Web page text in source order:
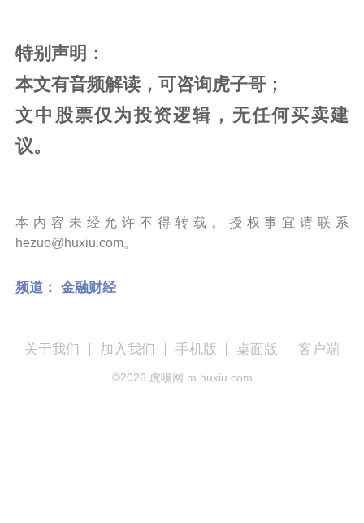
特别声明：
本文有音频解读，可咨询虎子哥；
文中股票仅为投资逻辑，无任何买卖建
议。
本内容未经允许不得转载。授权事宜请联系
hezuo@huxiu.com。
频道： 金融财经
关于我们 加入我们 手机版 桌面版 客户端
©2026 虎嗅网 m.huxiu.com